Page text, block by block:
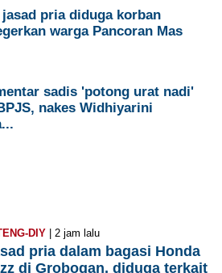
jasad pria diduga korban
warga Pancoran Mas
sadis 'potong urat nadi'
nakes Widhiyarini
DIY | 2 jam lalu
pria dalam bagasi Honda
di Grobogan, diduga terkait